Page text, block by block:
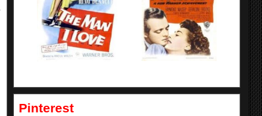
Pinterest